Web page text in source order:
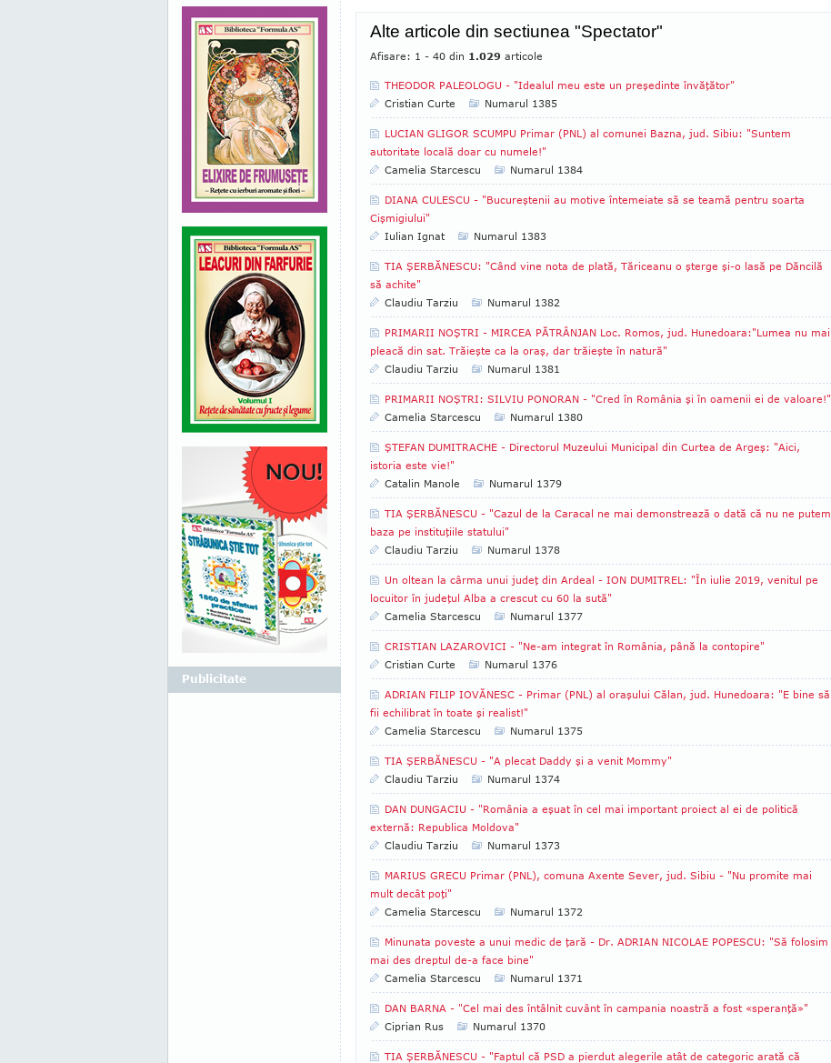
Alte articole din sectiunea "Spectator"
Afisare: 1 - 40 din 1.029 articole
THEODOR PALEOLOGU - "Idealul meu este un preşedinte învăţător"
Cristian Curte
Numarul 1385
LUCIAN GLIGOR SCUMPU Primar (PNL) al comunei Bazna, jud. Sibiu: "Suntem
autoritate locală doar cu numele!"
Camelia Starcescu
Numarul 1384
DIANA CULESCU - "Bucureştenii au motive întemeiate să se teamă pentru soarta
Cişmigiului"
Iulian Ignat
Numarul 1383
TIA ŞERBĂNESCU: "Când vine nota de plată, Tăriceanu o şterge şi-o lasă pe Dăncilă
să achite"
Claudiu Tarziu
Numarul 1382
PRIMARII NOŞTRI - MIRCEA PĂTRÂNJAN Loc. Romos, jud. Hunedoara:"Lumea nu mai
pleacă din sat. Trăieşte ca la oraş, dar trăieşte în natură"
Claudiu Tarziu
Numarul 1381
PRIMARII NOŞTRI: SILVIU PONORAN - "Cred în România şi în oamenii ei de valoare!"
Camelia Starcescu
Numarul 1380
ŞTEFAN DUMITRACHE - Directorul Muzeului Municipal din Curtea de Argeş: "Aici,
istoria este vie!"
Catalin Manole
Numarul 1379
TIA ŞERBĂNESCU - "Cazul de la Caracal ne mai demonstrează o dată că nu ne putem
baza pe instituţiile statului"
Claudiu Tarziu
Numarul 1378
Un oltean la cârma unui judeţ din Ardeal - ION DUMITREL: "În iulie 2019, venitul pe
locuitor în judeţul Alba a crescut cu 60 la sută"
Camelia Starcescu
Numarul 1377
CRISTIAN LAZAROVICI - "Ne-am integrat în România, până la contopire"
Cristian Curte
Numarul 1376
ADRIAN FILIP IOVĂNESC - Primar (PNL) al oraşului Călan, jud. Hunedoara: "E bine să
fii echilibrat în toate şi realist!"
Camelia Starcescu
Numarul 1375
TIA ŞERBĂNESCU - "A plecat Daddy şi a venit Mommy"
Claudiu Tarziu
Numarul 1374
DAN DUNGACIU - "România a eşuat în cel mai important proiect al ei de politică
externă: Republica Moldova"
Claudiu Tarziu
Numarul 1373
MARIUS GRECU Primar (PNL), comuna Axente Sever, jud. Sibiu - "Nu promite mai
mult decât poţi"
Camelia Starcescu
Numarul 1372
Minunata poveste a unui medic de ţară - Dr. ADRIAN NICOLAE POPESCU: "Să folosim
mai des dreptul de-a face bine"
Camelia Starcescu
Numarul 1371
DAN BARNA - "Cel mai des întâlnit cuvânt în campania noastră a fost «speranţă»"
Ciprian Rus
Numarul 1370
TIA ŞERBĂNESCU - "Faptul că PSD a pierdut alegerile atât de categoric arată că
Publicitate